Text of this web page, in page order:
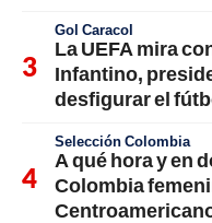
Gol Caracol
La UEFA mira
Infantino,
desfigurar el
Selección Colombia
A qué hora y en
Colombia